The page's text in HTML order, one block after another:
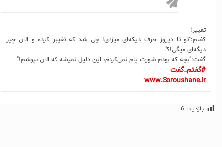
تغییر!
گفتم:"تو تا دیروز حرف دیگه‌ای میزدی! چی شد که تغییر کرده و الان چیز
دیگه‌ای میگی!؟"
گفت:"بچه که بودم شورت پام نمی‌کردم، این دلیل نمیشه که الان نپوشم!"
#گفتم_گفت
www.Soroushane.ir
بازدید: 6